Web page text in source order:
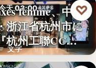
天 03:00
品牌開店
文字
femme、中国
浙江省杭州市に
杭州工聯CC…
♡